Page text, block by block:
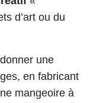
d’art ou du
une
en fabricant
mangeoire à